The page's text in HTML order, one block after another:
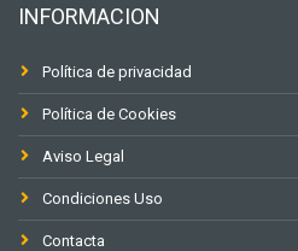
INFORMACION
Política de privacidad
Política de Cookies
Aviso Legal
Condiciones Uso
Contacta